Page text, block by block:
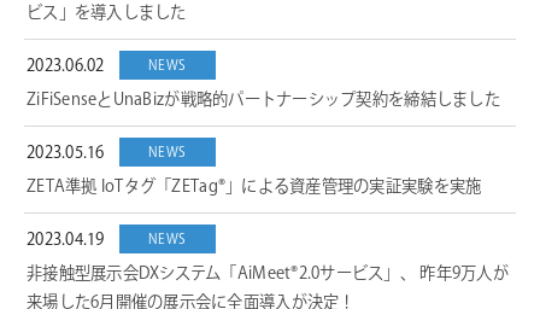
ビス」を導入しました
2023.06.02 NEWS
ZiFiSenseとUnaBizが戦略的パートナーシップ契約を締結しました
2023.05.16 NEWS
ZETA準拠 IoTタグ「ZETag®」による資産管理の実証実験を実施
2023.04.19 NEWS
非接触型展示会DXシステム「AiMeet®2.0サービス」、 昨年9万人が
来場した6月開催の展示会に全面導入が決定！